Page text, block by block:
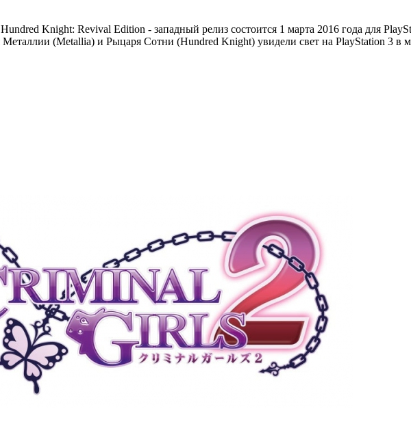
Knight: Revival Edition - западный релиз состоится 1 марта 2016 года для
(Metallia) и Рыцаря Сотни (Hundred Knight) увидели свет на PlayStation 3 в